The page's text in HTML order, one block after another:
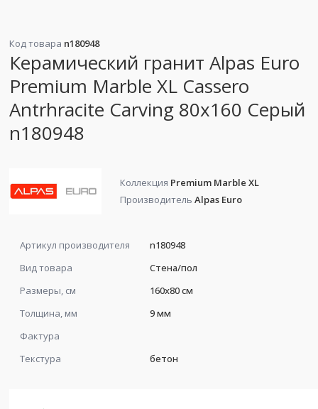
Код товара n180948
Керамический гранит Alpas Euro
Premium Marble XL Cassero
Antrhracite Carving 80x160 Серый
n180948
Коллекция Premium Marble XL
Производитель Alpas Euro
Артикул производителя
n180948
Вид товара
Стена/пол
Размеры, см
160x80 см
Толщина, мм
9 мм
Фактура
Текстура
бетон